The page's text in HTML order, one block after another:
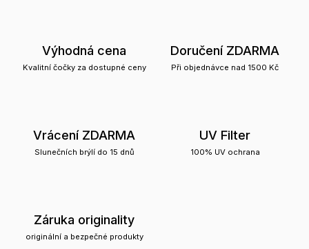
Výhodná cena
Kvalitní čočky za dostupné ceny
Doručení ZDARMA
Při objednávce nad 1500 Kč
Vrácení ZDARMA
Slunečních brýlí do 15 dnů
UV Filter
100% UV ochrana
Záruka originality
originální a bezpečné produkty